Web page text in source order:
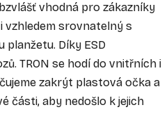
vhodná pro zákazníky
vzhledem srovnatelný s
planžetu. Díky ESD
TRON se hodí do vnitřních i
zakrýt plastová očka a
části, aby nedošlo k jejich